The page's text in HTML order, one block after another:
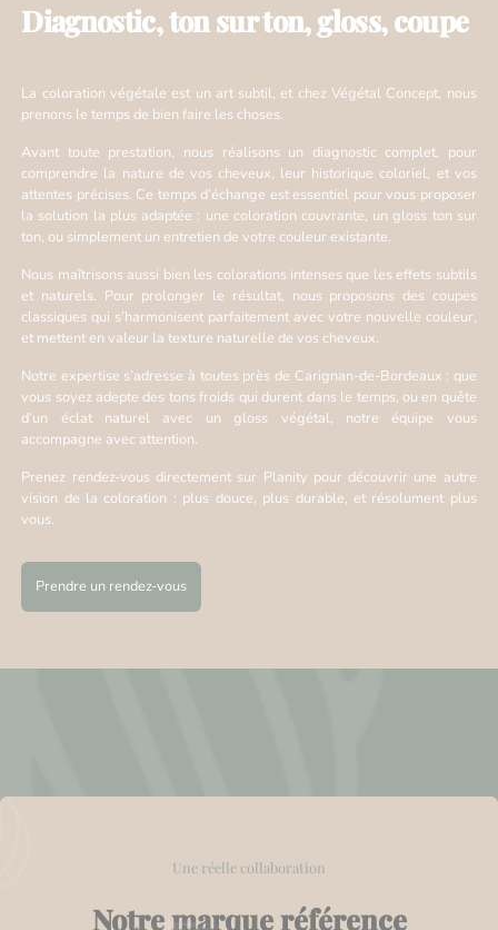
Diagnostic, ton sur ton, gloss, coupe
La coloration végétale est un art subtil, et chez Végétal Concept, nous
prenons le temps de bien faire les choses.
Avant toute prestation, nous réalisons un diagnostic complet, pour
comprendre la nature de vos cheveux, leur historique coloriel, et vos
attentes précises. Ce temps d’échange est essentiel pour vous proposer
la solution la plus adaptée : une coloration couvrante, un gloss ton sur
ton, ou simplement un entretien de votre couleur existante.
Nous maîtrisons aussi bien les colorations intenses que les effets subtils
et naturels. Pour prolonger le résultat, nous proposons des coupes
classiques qui s’harmonisent parfaitement avec votre nouvelle couleur,
et mettent en valeur la texture naturelle de vos cheveux.
Notre expertise s’adresse à toutes près de Carignan-de-Bordeaux : que
vous soyez adepte des tons froids qui durent dans le temps, ou en quête
d’un éclat naturel avec un gloss végétal, notre équipe vous
accompagne avec attention.
Prenez rendez-vous directement sur Planity pour découvrir une autre
vision de la coloration : plus douce, plus durable, et résolument plus
vous.
Prendre un rendez-vous
Une réelle collaboration
Notre marque référence